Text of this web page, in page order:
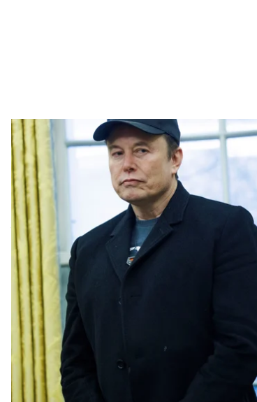
Президент США Дональд Трамп та
Aaron
Президент США Дональд Трамп
розмову з мільярдером Ілоном Маском
Про заплановану телефонну розмову
У виданні зазначили, що розмову
Трампа пом’якшити свою публічну
Напередодні в інтерв’ю Politico Трамп
Усе йде дуже добре, ніколи не було так